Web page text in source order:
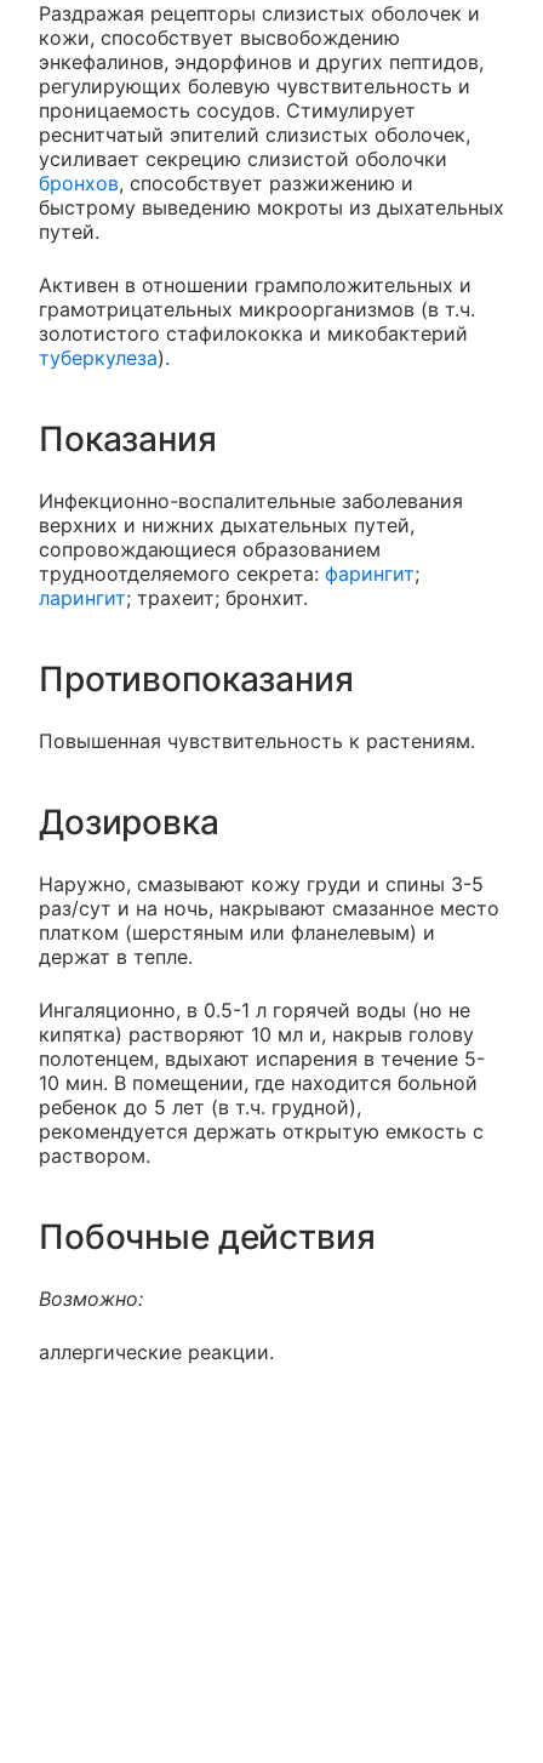
Раздражая рецепторы слизистых оболочек и
кожи, способствует высвобождению
энкефалинов, эндорфинов и других пептидов,
регулирующих болевую чувствительность и
проницаемость сосудов. Стимулирует
реснитчатый эпителий слизистых оболочек,
усиливает секрецию слизистой оболочки
бронхов, способствует разжижению и
быстрому выведению мокроты из дыхательных
путей.
Активен в отношении грамположительных и
грамотрицательных микроорганизмов (в т.ч.
золотистого стафилококка и микобактерий
туберкулеза).
Показания
Инфекционно-воспалительные заболевания
верхних и нижних дыхательных путей,
сопровождающиеся образованием
трудноотделяемого секрета: фарингит;
ларингит; трахеит; бронхит.
Противопоказания
Повышенная чувствительность к растениям.
Дозировка
Наружно, смазывают кожу груди и спины 3-5
раз/сут и на ночь, накрывают смазанное место
платком (шерстяным или фланелевым) и
держат в тепле.
Ингаляционно, в 0.5-1 л горячей воды (но не
кипятка) растворяют 10 мл и, накрыв голову
полотенцем, вдыхают испарения в течение 5-
10 мин. В помещении, где находится больной
ребенок до 5 лет (в т.ч. грудной),
рекомендуется держать открытую емкость с
раствором.
Побочные действия
Возможно:
аллергические реакции.